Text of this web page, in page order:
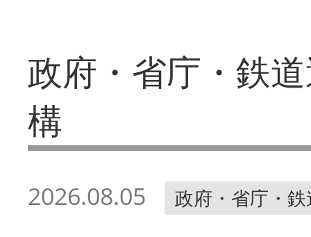
政府・省庁・鉄
構
2026.08.05 政府・省庁・